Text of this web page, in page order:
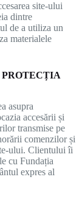
site-ului
dintre
de a utiliza un
materialele
asupra
accesării și
transmise pe
comenzilor și
ului. Clientului îi
cu Fundația
expres al